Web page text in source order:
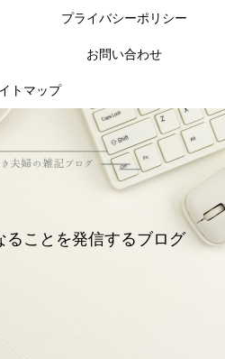
ることを発信するブログ
プライバシーポリシー
お問い合わせ
トマップ